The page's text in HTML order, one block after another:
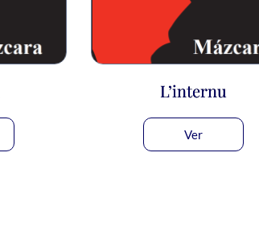
L’internu
Ver